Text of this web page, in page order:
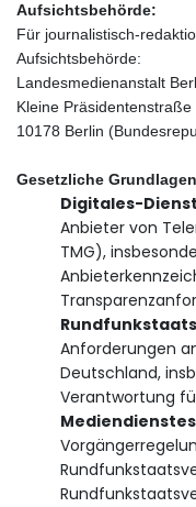
Aufsichtsbehörde:
Für journalistisch-
Aufsichtsbehörde:
Landesmedienanstalt
Kleine Präsidentenstraße
10178 Berlin
Gesetzliche
Digitales-
Anbieter von
TMG),
Anforderungen
Deutschland,
Verantwortung